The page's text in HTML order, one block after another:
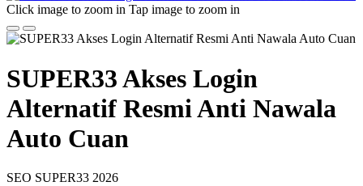
Click image to zoom in Tap image to zoom in
SUPER33 Akses Login
Alternatif Resmi Anti Nawala
Auto Cuan
SEO SUPER33 2026